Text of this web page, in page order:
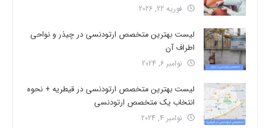
فوریه 22, 2026
لیست بهترین متخصص ارتودنسی در چیذر و نواحی
اطراف آن
نوامبر 6, 2024
لیست بهترین متخصص ارتودنسی در قیطریه + نحوه
انتخاب یک متخصص ارتودنسی
نوامبر 4, 2024